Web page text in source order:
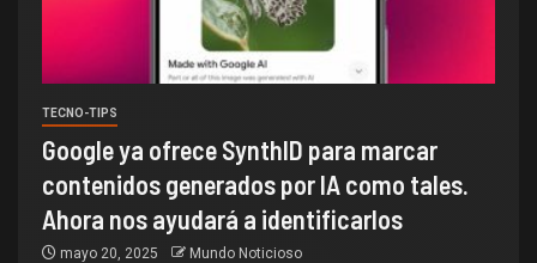
TECNO-TIPS
Google ya ofrece SynthID para marcar
contenidos generados por IA como tales.
Ahora nos ayudará a identificarlos
mayo 20, 2025 Mundo Noticioso